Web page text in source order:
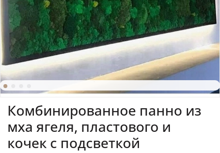
Комбинированное панно из
мха ягеля, пластового и
кочек с подсветкой